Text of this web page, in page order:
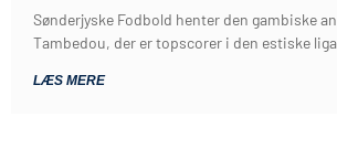
Sønderjyske Fodbold henter den gambiske
Tambedou, der er topscorer i den estiske
LÆS MERE